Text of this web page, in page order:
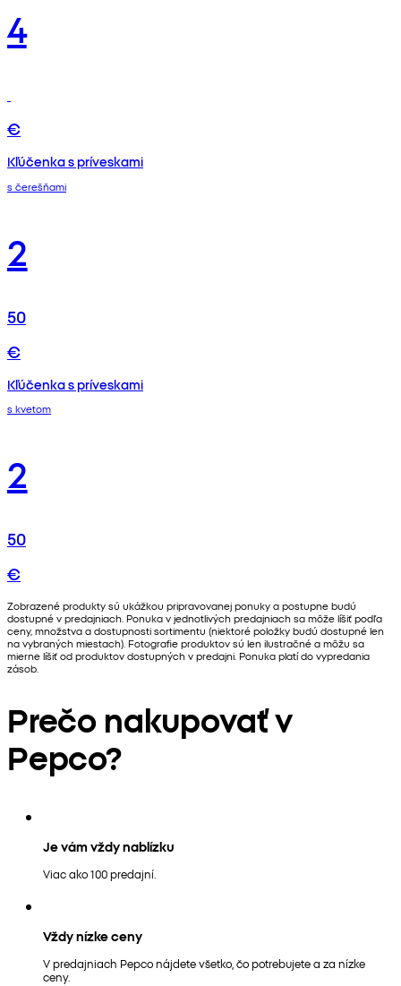
4
€
Kľúčenka s príveskami
s čerešňami
2
50
€
Kľúčenka s príveskami
s kvetom
2
50
€
Zobrazené produkty sú ukážkou pripravovanej ponuky a postupne budú
dostupné v predajniach. Ponuka v jednotlivých predajniach sa môže líšiť podľa
ceny, množstva a dostupnosti sortimentu (niektoré položky budú dostupné len
na vybraných miestach). Fotografie produktov sú len ilustračné a môžu sa
mierne líšiť od produktov dostupných v predajni. Ponuka platí do vypredania
zásob.
Prečo nakupovať v
Pepco?
Je vám vždy nablízku
Viac ako 100 predajní.
Vždy nízke ceny
V predajniach Pepco nájdete všetko, čo potrebujete a za nízke
ceny.